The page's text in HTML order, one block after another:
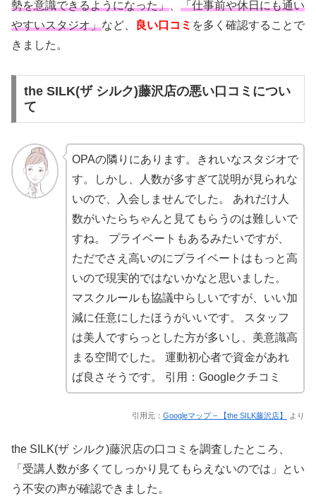
勢を意識できるようになった」
「仕事前や休日にも通い
やすいスタジオ」など、 良い口コミ を多く確認することで
きました。
the SILK(ザ シルク)藤沢店の悪い口コミについ
て
OPAの隣りにあります。きれいなスタジオで
す。しかし、人数が多すぎて説明が見られな
いので、入会しませんでした。 あれだけ人
数がいたらちゃんと見てもらうのは難しいで
すね。 プライベートもあるみたいですが、
ただでさえ高いのにプライベートはもっと高
いので現実的ではないかなと思いました。
マスクルールも協議中らしいですが、いい加
減に任意にしたほうがいいです。 スタッフ
は美人ですらっとした方が多いし、美意識高
まる空間でした。 運動初心者で資金があれ
ば良さそうです。
引用：Googleクチコミ
引用元： Googleマップ – 【the SILK藤沢店】 より
the SILK(ザ シルク)藤沢店の口コミを調査したところ、
「受講人数が多くてしっかり見てもらえないのでは」とい
う不安の声が確認できました。